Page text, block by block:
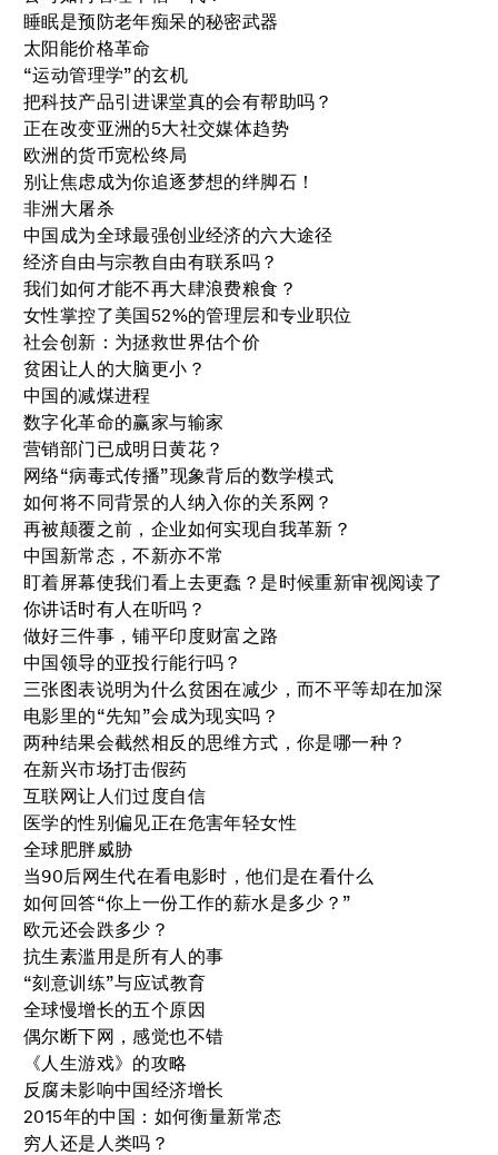
睡眠是预防老年痴呆的秘密武器
太阳能价格革命
“运动管理学”的玄机
把科技产品引进课堂真的会有帮助吗？
正在改变亚洲的5大社交媒体趋势
欧洲的货币宽松终局
别让焦虑成为你追逐梦想的绊脚石！
非洲大屠杀
中国成为全球最强创业经济的六大途径
经济自由与宗教自由有联系吗？
我们如何才能不再大肆浪费粮食？
女性掌控了美国52%的管理层和专业职位
社会创新：为拯救世界估个价
贫困让人的大脑更小？
中国的减煤进程
数字化革命的赢家与输家
营销部门已成明日黄花？
网络“病毒式传播”现象背后的数学模式
如何将不同背景的人纳入你的关系网？
再被颠覆之前，企业如何实现自我革新？
中国新常态，不新亦不常
盯着屏幕使我们看上去更蠢？是时候重新审视阅读了
你讲话时有人在听吗？
做好三件事，铺平印度财富之路
中国领导的亚投行能行吗？
三张图表说明为什么贫困在减少，而不平等却在加深
电影里的“先知”会成为现实吗？
两种结果会截然相反的思维方式，你是哪一种？
在新兴市场打击假药
互联网让人们过度自信
医学的性别偏见正在危害年轻女性
全球肥胖威胁
当90后网生代在看电影时，他们是在看什么
如何回答“你上一份工作的薪水是多少？”
欧元还会跌多少？
抗生素滥用是所有人的事
“刻意训练”与应试教育
全球慢增长的五个原因
偶尔断下网，感觉也不错
《人生游戏》的攻略
反腐未影响中国经济增长
2015年的中国：如何衡量新常态
穷人还是人类吗？